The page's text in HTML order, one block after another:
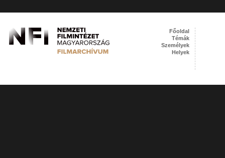
Főoldal
Témák
Személyek
Helyek